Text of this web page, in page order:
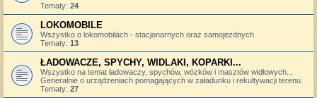
Tematy: 24
LOKOMOBILE
Wszystko o lokomobilach - stacjonarnych oraz samojezdnych
Tematy: 13
ŁADOWACZE, SPYCHY, WIDLAKI, KOPARKI...
Wszystko na temat ładowaczy, spychów, wózków i masztów widłowych...
Generalnie o urządzeniach pomagających w załadunku i rekultywacji terenu.
Tematy: 27